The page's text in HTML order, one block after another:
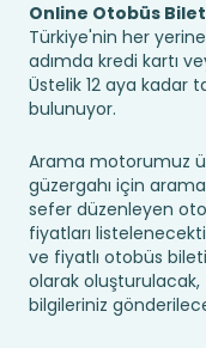
Online Otobüs
Türkiye'nin her
adımda kredi kartı
Üstelik 12 aya kadar
bulunuyor.
Arama motorumuz
güzergahı için
sefer düzenleyen
fiyatları
ve fiyatlı otobüs
olarak oluşturulacak,
bilgileriniz